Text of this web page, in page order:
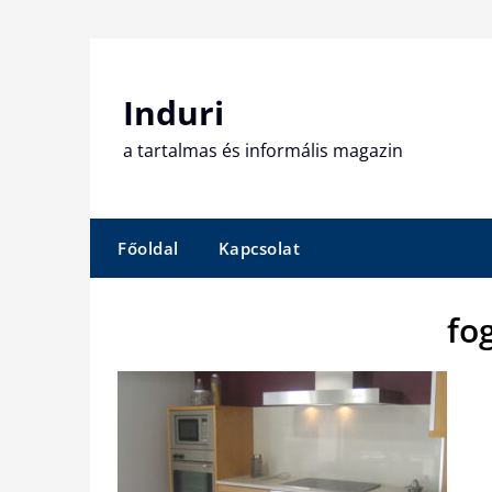
Induri
a tartalmas és informális magazin
Főoldal Kapcsolat